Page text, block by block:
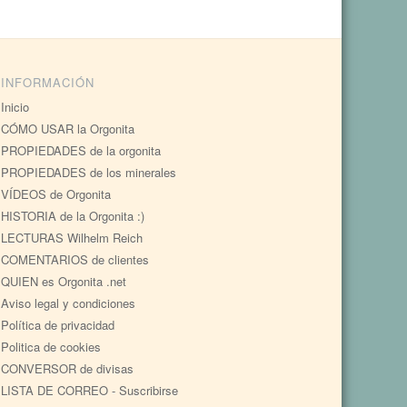
INFORMACIÓN
Inicio
CÓMO USAR la Orgonita
PROPIEDADES de la orgonita
PROPIEDADES de los minerales
VÍDEOS de Orgonita
HISTORIA de la Orgonita :)
LECTURAS Wilhelm Reich
COMENTARIOS de clientes
QUIEN es Orgonita .net
Aviso legal y condiciones
Política de privacidad
Politica de cookies
CONVERSOR de divisas
LISTA DE CORREO - Suscribirse